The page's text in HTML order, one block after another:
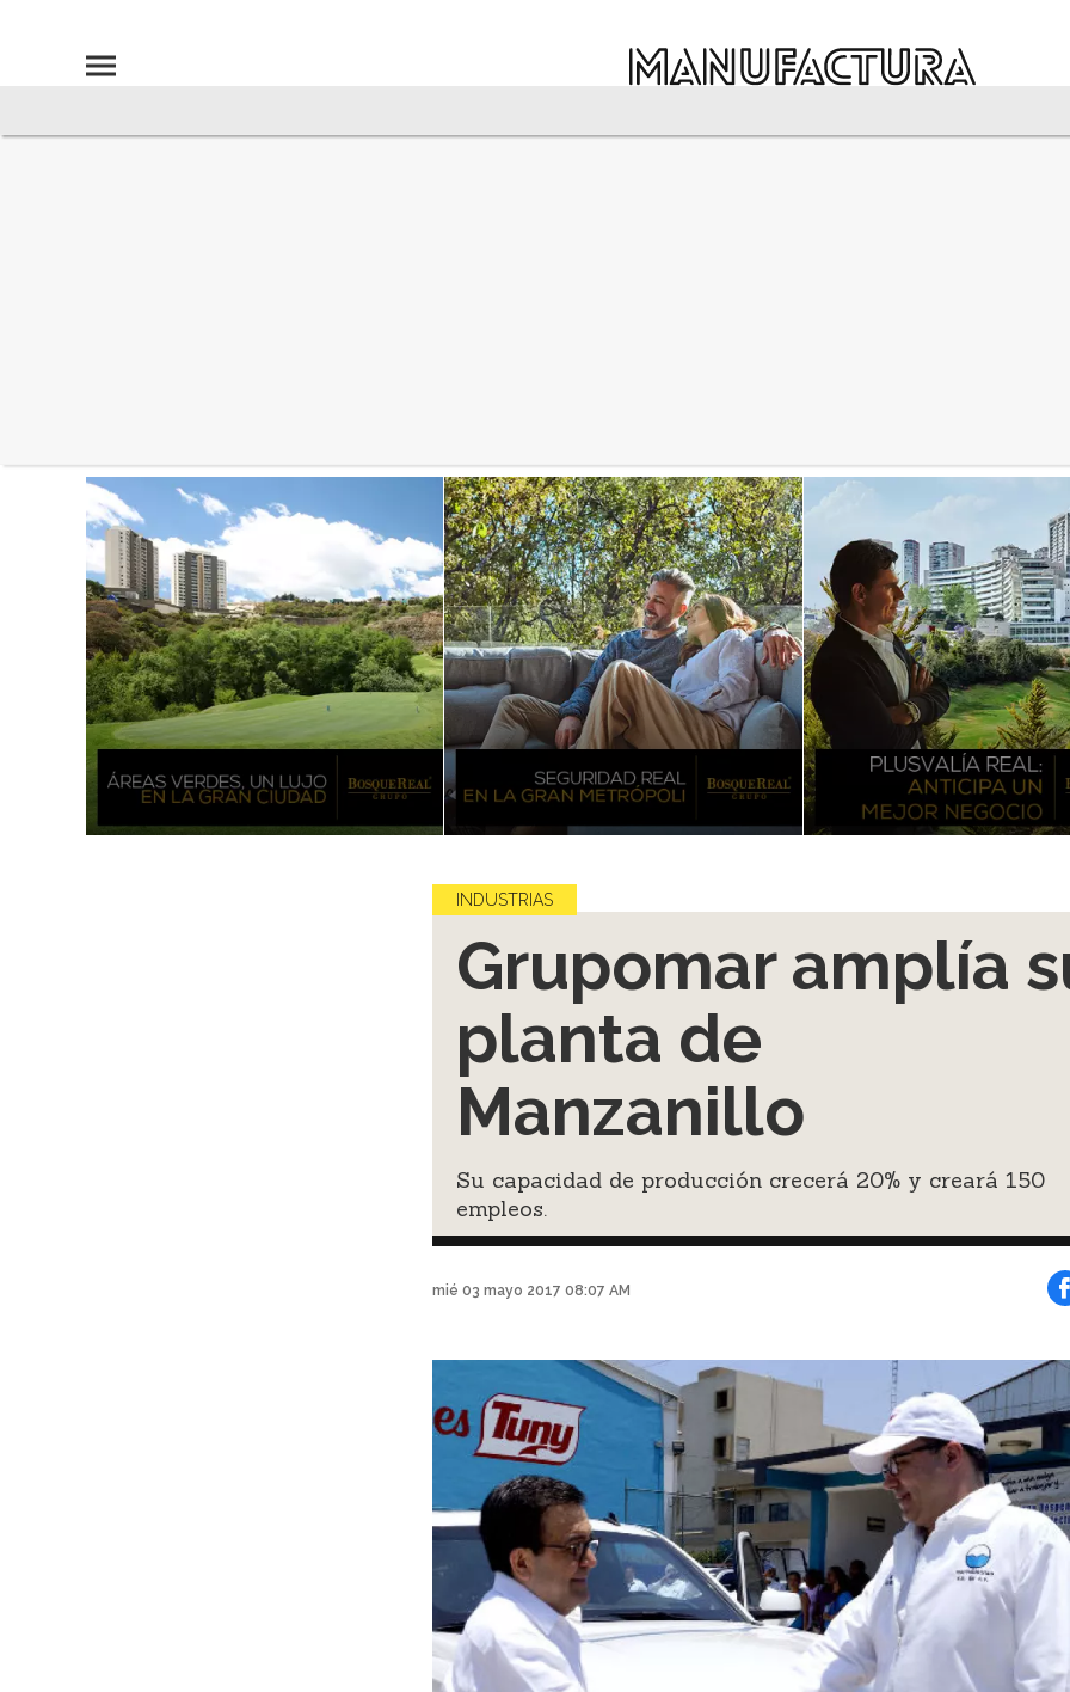
INDUSTRIAS
Grupomar amplía
planta de
Manzanillo
Su capacidad de producción crecerá 20% y creará 150
empleos.
mié 03 mayo 2017 08:07 AM